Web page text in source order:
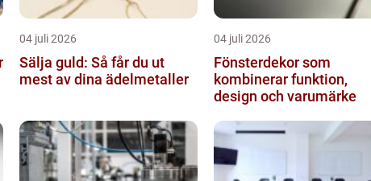
04 juli 2026
Sälja guld: Så får du ut
mest av dina ädelmetaller
04 juli 2026
Fönsterdekor som
kombinerar funktion,
design och varumärke